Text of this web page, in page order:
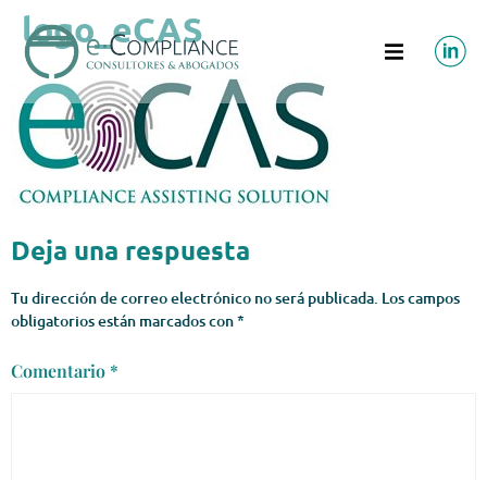
logo_eCAS
Deja una respuesta
Tu dirección de correo electrónico no será publicada. Los campos
obligatorios están marcados con*
Comentario *